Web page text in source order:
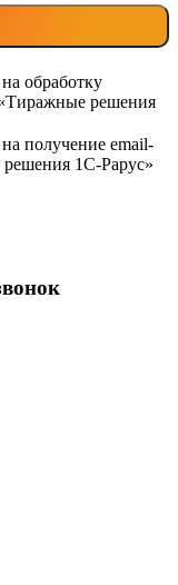
на обработку
решения
на получение email-
1С-Рарус»